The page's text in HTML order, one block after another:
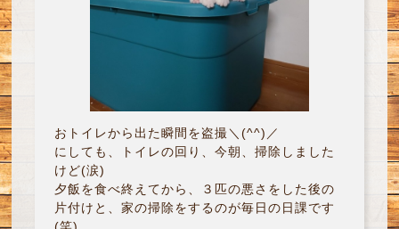
おトイレから出た瞬間を盗撮＼(^^)／
にしても、トイレの回り、今朝、掃除しました
けど(涙)
夕飯を食べ終えてから、３匹の悪さをした後の
片付けと、家の掃除をするのが毎日の日課です
(笑)